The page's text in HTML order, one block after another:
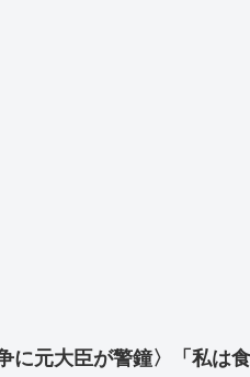
に元大臣が警鐘〉「私は